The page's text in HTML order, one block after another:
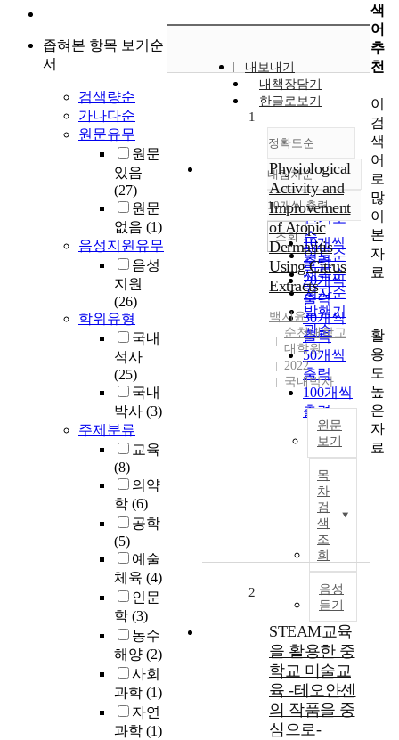
좁혀본 항목 보기순
서
검색량순
가나다순
원문유무
원문
있음
(27)
원문
없음 (1)
음성지원유무
음성
지원
(26)
학위유형
국내
석사
(25)
국내
박사 (3)
주제분류
교육
(8)
의약
학 (6)
공학
(5)
예술
체육 (4)
인문
학 (3)
농수
해양 (2)
사회
과학 (1)
자연
과학 (1)
내보내기
내책장담기
한글로보기
정확도순
정확도
순
인기도
순
연도순
제목순
저자순
발행기
관순
내림차순
내림차순
10개씩 출력
10개씩
출력
20개씩
출력
30개씩
출력
50개씩
출력
100개씩
출력
조회
1
Physiological
Activity and
Improvement
of Atopic
Dermatitis
Using Citrus
Extracts
백지윤
순천대학교
대학원
2022
국내박사
원문
보기
목
차
검
색
조
회
음성
듣기
2
STEAM교육
을 활용한 중
학교 미술교
육 -테오얀센
의 작품을 중
심으로-
색
어
추
천
이
검
색
어
로
많
이
본
자
료
활
용
도
높
은
자
료